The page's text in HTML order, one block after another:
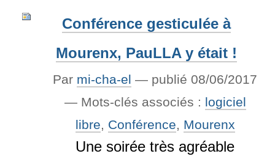
Conférence gesticulée à
Mourenx, PauLLA y était !
Par mi-cha-el — publié 08/06/2017
— Mots-clés associés : logiciel
libre, Conférence, Mourenx
Une soirée très agréable